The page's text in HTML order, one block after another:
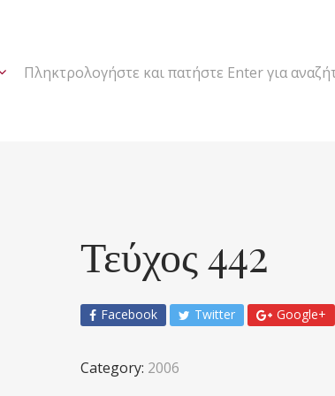
Πληκτρολογήστε και πατήστε Enter για
Τεύχος 442
Facebook Twitter Google+
Category: 2006